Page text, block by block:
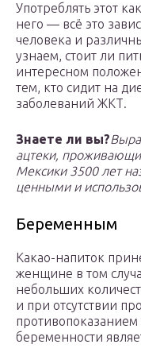
Употреблять этот
него — всё это
человека и
узнаем, стоит ли
интересном
тем, кто сидит на
заболеваний ЖКТ.
Знаете ли вы?
ацтеки,
Мексики 3500 лет
ценными и
Беременным
Какао-напиток
женщине в том
небольших
и при отсутствии
беременности